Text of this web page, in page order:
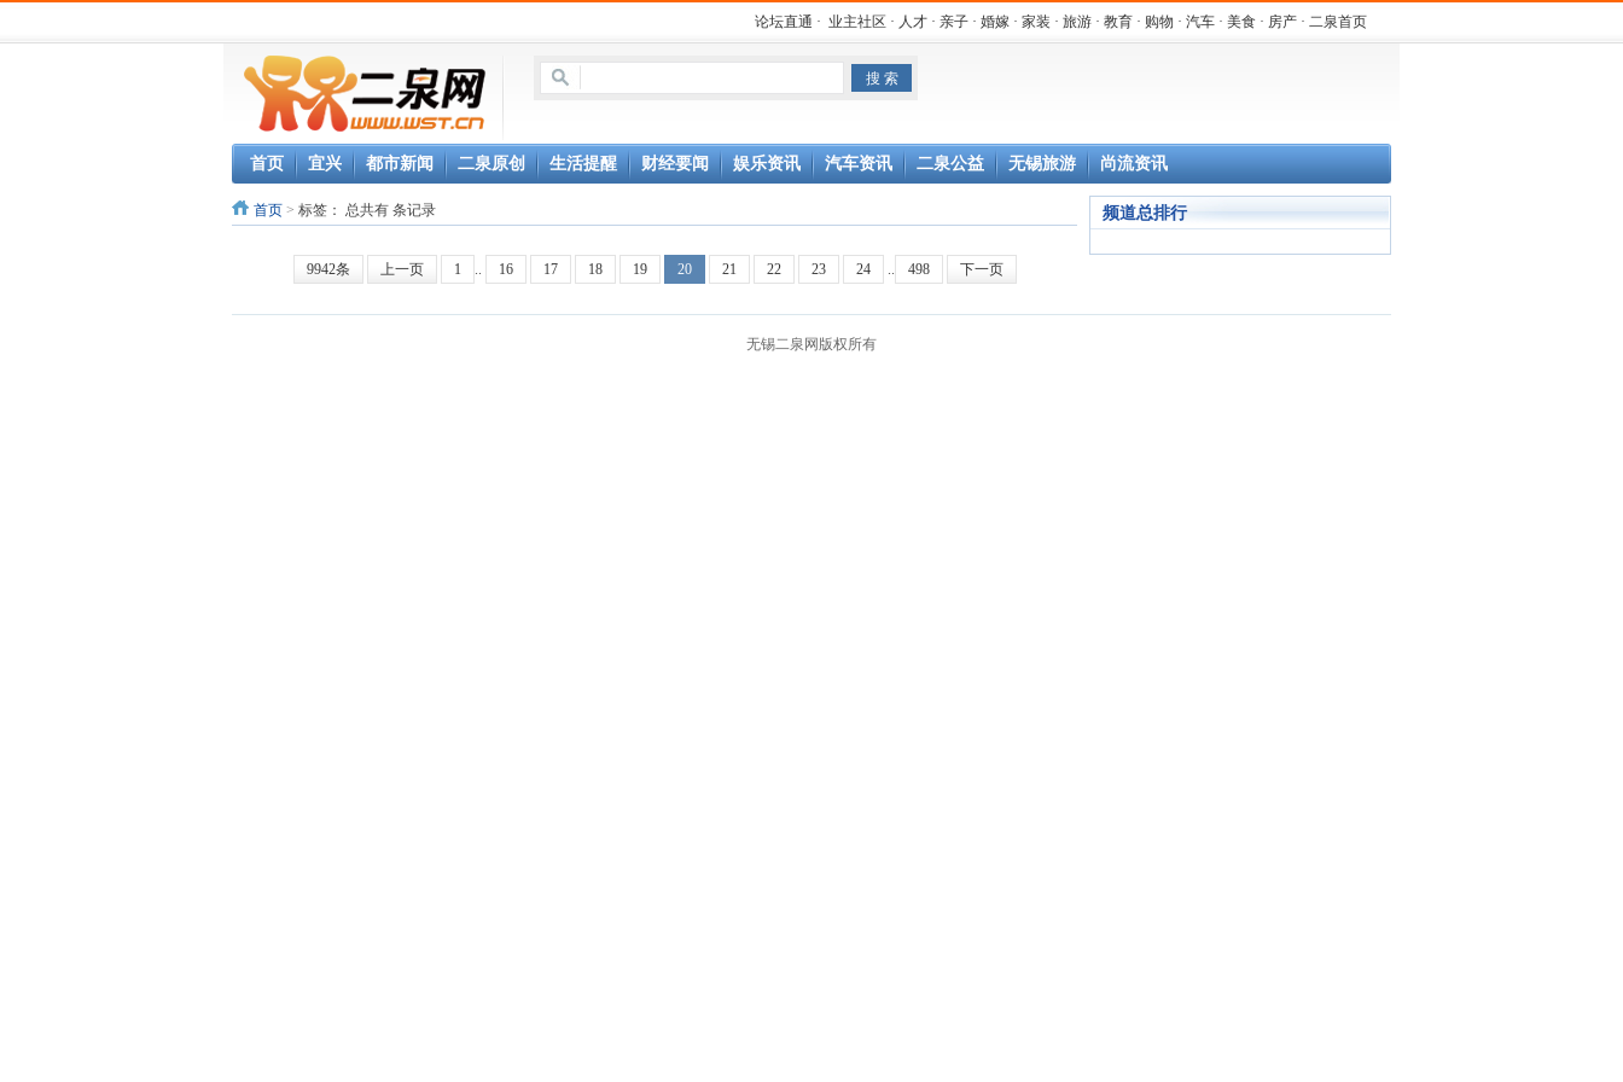
论坛直通 · 业主社区 · 人才 · 亲子 · 婚嫁 · 家装 · 旅游 · 教育 · 购物 · 汽车 · 美食 · 房产 · 二泉首页
首页 宜兴 都市新闻 二泉原创 生活提醒 财经要闻 娱乐资讯 汽车资讯 二泉公益 无锡旅游 尚流资讯
首页 > 标签： 总共有 条记录
9942条 上一页 1 .. 16 17 18 19 20 21 22 23 24 .. 498 下一页
频道总排行
无锡二泉网版权所有